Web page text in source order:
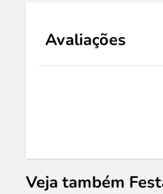
Avaliações
Veja também